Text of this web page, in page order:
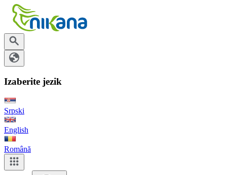
Izaberite jezik
Srpski
English
Română